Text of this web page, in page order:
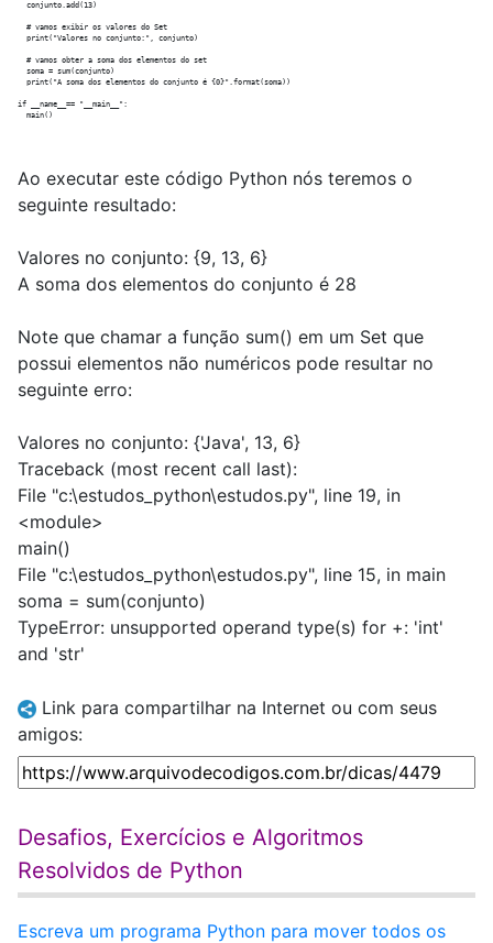
  conjunto.add(13)
  # vamos exibir os valores do Set
  print("Valores no conjunto:", conjunto)
  # vamos obter a soma dos elementos do set
  soma = sum(conjunto)
  print("A soma dos elementos do conjunto é {0}".format(soma))
if __name__== "__main__":
Ao executar este código Python nós teremos o
seguinte resultado:
Valores no conjunto: {9, 13, 6}
A soma dos elementos do conjunto é 28
Note que chamar a função sum() em um Set que
possui elementos não numéricos pode resultar no
seguinte erro:
Valores no conjunto: {'Java', 13, 6}
Traceback (most recent call last):
File "c:\estudos_python\estudos.py", line 19, in
<module>
main()
File "c:\estudos_python\estudos.py", line 15, in main
soma = sum(conjunto)
TypeError: unsupported operand type(s) for +: 'int'
and 'str'
Link para compartilhar na Internet ou com seus
amigos:
Desafios, Exercícios e Algoritmos
Resolvidos de Python
Escreva um programa Python para mover todos os